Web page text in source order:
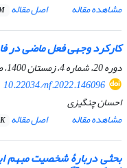
مشاهده مقاله
اصل مقاله
کارکرد وجهی فعل ماضی در
دوره 20، شماره 4، زمستان 1400، صفحه
10.22034/nf.2022.146096
احسان چنگیزی
مشاهده مقاله
اصل مقاله
بحثی دربارۀ شخصیت مبهم